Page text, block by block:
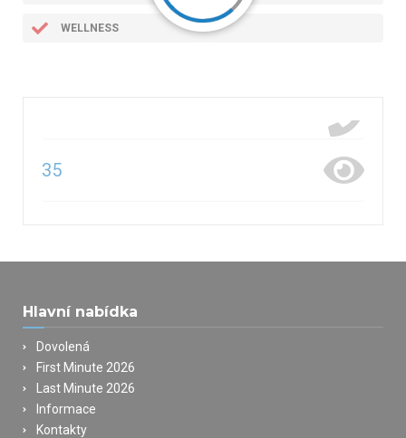
WELLNESS
35
Hlavní nabídka
Dovolená
First Minute 2026
Last Minute 2026
Informace
Kontakty